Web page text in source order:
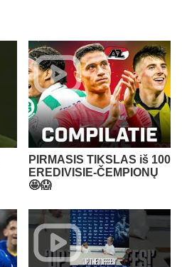
PIRMASIS TIKSLAS iš 100
EREDIVISIE-ČEMPIONŲ
🤩😱